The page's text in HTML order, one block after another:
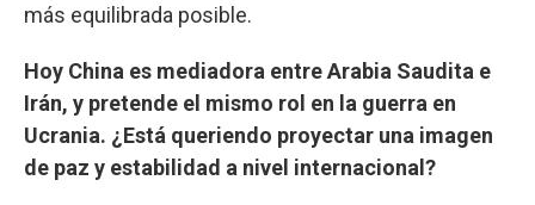
más equilibrada posible.
Hoy China es mediadora entre Arabia Saudita e
Irán, y pretende el mismo rol en la guerra en
Ucrania. ¿Está queriendo proyectar una imagen
de paz y estabilidad a nivel internacional?